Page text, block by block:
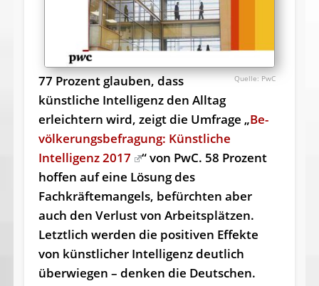
PwC
77 Prozent glauben, dass
künstliche Intelligenz den Alltag
erleichtern wird, zeigt die Umfrage „Be­
völ­ker­ungs­be­fragung: Künstliche
Intelligenz 2017
“ von PwC. 58 Prozent
hoffen auf eine Lösung des
Fachkräftemangels, befürchten aber
auch den Verlust von Arbeitsplätzen.
Letztlich werden die positiven Effekte
von künstlicher Intelligenz deutlich
überwiegen – denken die Deutschen.